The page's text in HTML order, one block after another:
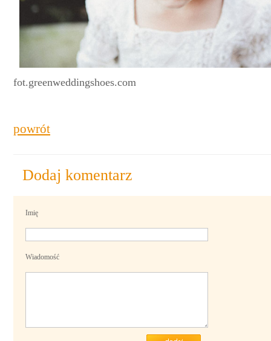
fot.greenweddingshoes.com
powrót
Dodaj komentarz
Imię
Wiadomość